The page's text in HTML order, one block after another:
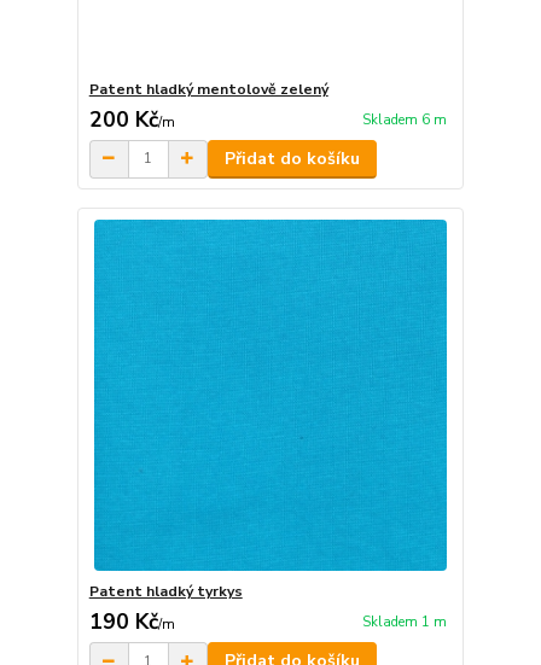
Patent hladký mentolově zelený
200 Kč/m Skladem 6 m
Přidat do košíku
Patent hladký tyrkys
190 Kč/m Skladem 1 m